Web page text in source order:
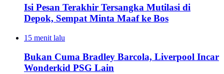
Isi Pesan Terakhir Tersangka Mutilasi di
Depok, Sempat Minta Maaf ke Bos
15 menit lalu
Bukan Cuma Bradley Barcola, Liverpool Incar
Wonderkid PSG Lain